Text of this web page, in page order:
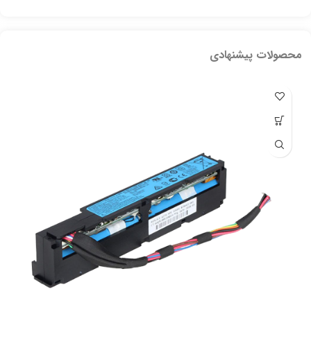
محصولات پیشنهادی